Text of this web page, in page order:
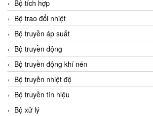
Bộ tích hợp
Bộ trao đổi nhiệt
Bộ truyền áp suất
Bộ truyền động
Bộ truyền động khí nén
Bộ truyền nhiệt độ
Bộ truyền tín hiệu
Bộ xử lý